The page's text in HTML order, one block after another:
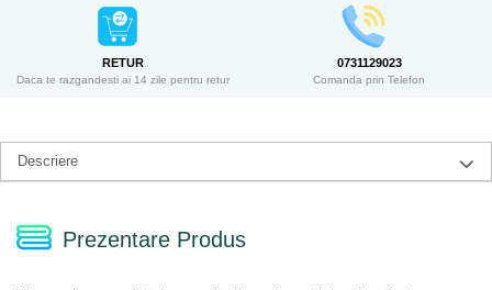
RETUR
Daca te razgandesti ai 14 zile pentru retur
0731129023
Comanda prin Telefon
Descriere
Prezentare Produs